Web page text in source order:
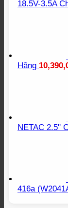
18.5V-3.5A
Hãng
NETAC 2.5''
416a